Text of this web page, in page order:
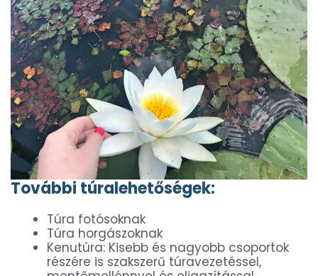
További túralehetőségek:
Túra fotósoknak
Túra horgászoknak
Kenutúra: Kisebb és nagyobb csoportok
részére is szakszerű túravezetéssel,